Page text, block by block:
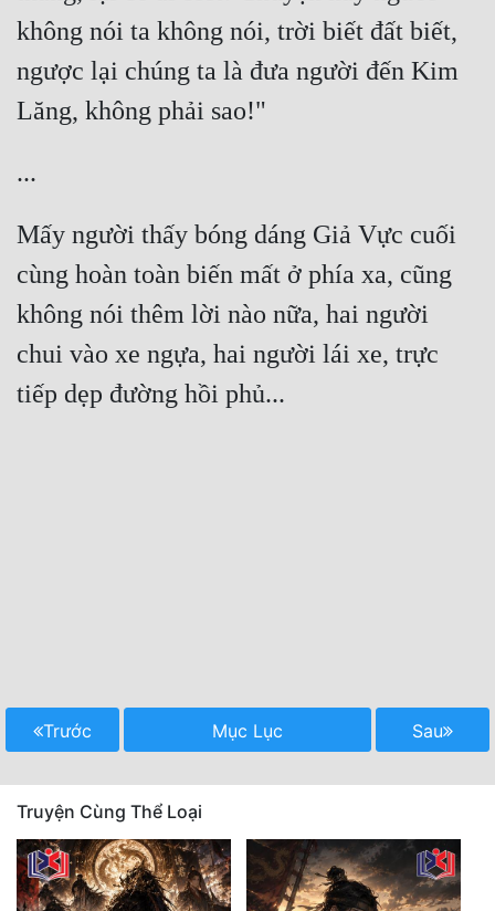
không nói ta không nói, trời biết đất biết,
ngược lại chúng ta là đưa người đến Kim
Mấy người thấy bóng dáng Giả Vực cuối
cùng hoàn toàn biến mất ở phía xa, cũng
không nói thêm lời nào nữa, hai người
chui vào xe ngựa, hai người lái xe, trực
Trước Mục Lục Sau
Truyện Cùng Thể Loại